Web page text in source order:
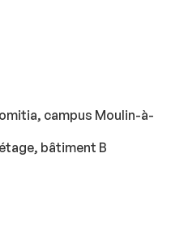
campus Moulin-à-
bâtiment B